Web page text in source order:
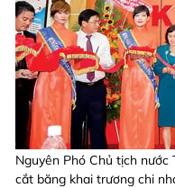
Nguyên Phó Chủ tịch
cắt băng khai trương chi